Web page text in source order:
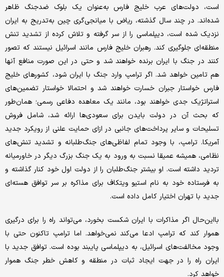
است، دولت‌های عرب خلیج فارس به‌عنوان یک بلوک ضد‌جنگ ظاهر
شده‌اند. در چند سال گذشته، ریاض با میانجی‌گری چین به‌تدریج به ایران
نزدیک شده است، دیپلماسی را از سر گرفته و تلاش کرده از تشدید تنش
منطقه‌ای جلوگیری کند. رهبران خلیج فارس مانند اسرائیل نیستند که تصور
کنند در جنگ با ایران برنده خواهند شد و حتی در این ‌صورت منافع آنها
هم تامین خواهد شد. اگر ترامپ وارد جنگ با ایران شود، کشورهای خلیج
فارس خواستار جبران خسارت خواهند شد و احتمالا خواستار تضمین‌های
استراتژیک جدی خواهند بود، مانند یک معاهده دفاعی رسمی؛ همان‌طور
که بحث آن در دولت بایدن برای سعودی‌ها ارائه شد، شامل فروش
تسلیحات و سایر پرداخت‌های جانبی در ازای حمایت علنی از رویکرد جدید
آمریکا. ترامپ، با وجود تمام لفاظی‌های جنگ‌طلبانه و تشدید تنش‌های
نظامی، همیشه عمیقا نسبت به ورود به یک جنگ بزرگ دیگر در خاورمیانه
تردید داشته است. او بیشتر جنگ‌طلبان را از دولت اول خود کنار گذاشته و
به فرستاده خود به نام استیو ویتکاف برای مذاکره بر سر توافق هسته‌ای
جدید با تهران اختیار کامل داده است.
با‌این‌حال اگر مذاکرات با ایران شکست بخورد، می‌تواند راه را برای درگیری
هموار کند که ترامپ ادعا می‌کند نمی‌خواهد. اما ترامپ تاکنون حتی با
وجود مخالفت‌های اسرائیل، به دیپلماسی پایبند بوده است. توافق جدید با
ایران راه را در جهت ایجاد ثبات در منطقه و کاهش خطر جنگ هموار
خواهد کرد.